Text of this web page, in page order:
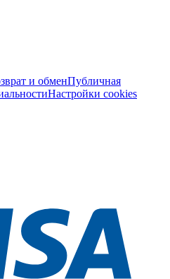
и обменПубличная
Настройки cookies